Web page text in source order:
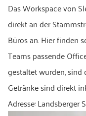
Das Workspace von
direkt an der
Büros an. Hier finden
Teams passende
gestaltet wurden, sind
Getränke sind direkt
Adresse: Landsberger